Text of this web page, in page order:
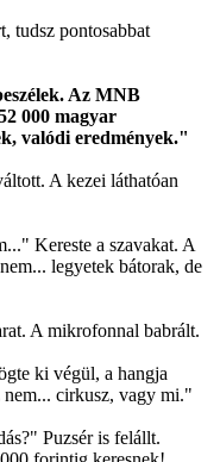
tudsz pontosabbat
Az MNB
000 magyar
valódi eredmények."
A kezei láthatóan
Kereste a szavakat. A
legyetek bátorak, de
A mikrofonnal babrált.
ki végül, a hangja
cirkusz, vagy mi."
Puzsér is felállt.